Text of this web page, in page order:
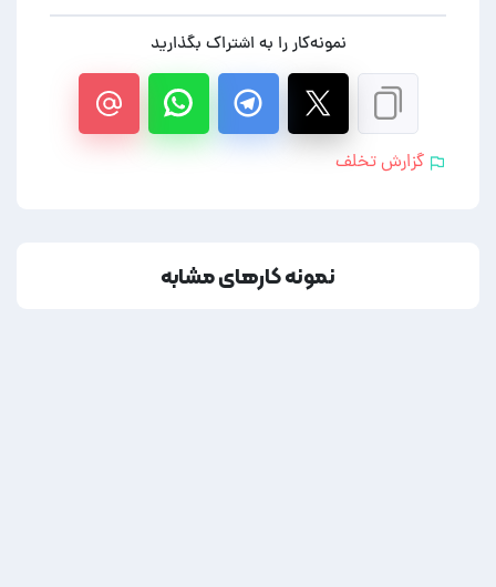
نمونه‌کار را به اشتراک بگذارید
گزارش تخلف
نمونه کارهای مشابه